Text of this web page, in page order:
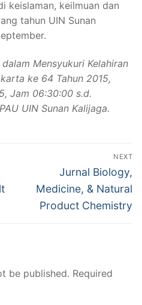
keislaman, keilmuan dan
tahun UIN Sunan
Mensyukuri Kelahiran
ke 64 Tahun 2015,
Jam 06:30:00 s.d.
UIN Sunan Kalijaga.
NEXT
Next
post:
Jurnal Biology,
Medicine, & Natural
Product Chemistry
be published. Required